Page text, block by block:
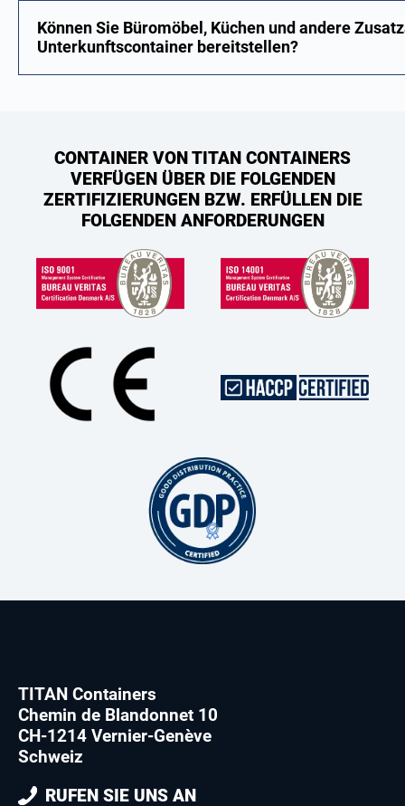
Können Sie Büromöbel, Küchen und andere
Unterkunftscontainer bereitstellen?
CONTAINER VON TITAN CONTAINERS
VERFÜGEN ÜBER DIE FOLGENDEN
ZERTIFIZIERUNGEN BZW. ERFÜLLEN DIE
FOLGENDEN ANFORDERUNGEN
TITAN Containers
Chemin de Blandonnet 10
CH-1214 Vernier-Genève
Schweiz
RUFEN SIE UNS AN